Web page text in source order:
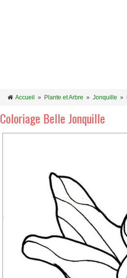
Accueil » Plante et Arbre » Jonquille »
Coloriage Belle Jonquille